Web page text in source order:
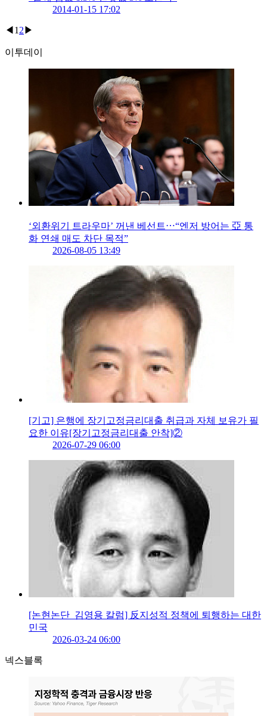
2014-01-15 17:02
◀ 1 2 ▶
이투데이
‘외환위기 트라우마’ 꺼낸 베선트⋯“엔저 방어는 亞 통
화 연쇄 매도 차단 목적”
2026-08-05 13:49
[기고] 은행에 장기고정금리대출 취급과 자체 보유가 필
요한 이유[장기고정금리대출 안착]②
2026-07-29 06:00
[논현논단_김영용 칼럼] 反지성적 정책에 퇴행하는 대한
민국
2026-03-24 06:00
넥스블록